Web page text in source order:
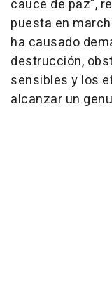
cauce de paz",
puesta en
ha causado
destrucción,
sensibles y los
alcanzar un